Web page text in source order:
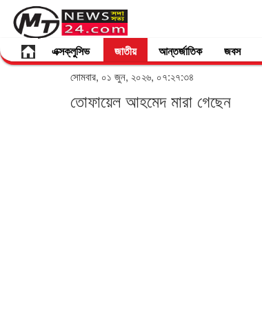
এক্সক্লুসিভ জাতীয় আন্তর্জাতিক জবস
সোমবার, ০১ জুন, ২০২৬, ০৭:২৭:৩৪
তোফায়েল আহমেদ মারা গেছেন